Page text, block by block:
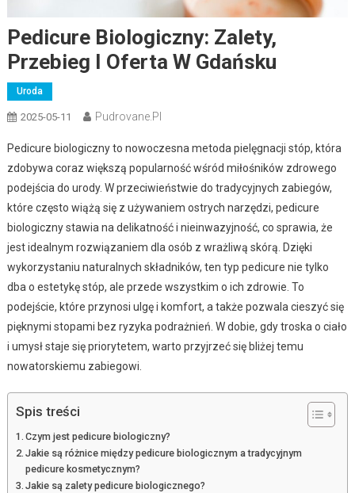
Pedicure Biologiczny: Zalety,
Przebieg I Oferta W Gdańsku
Uroda
2025-05-11 Pudrovane.pl
Pedicure biologiczny to nowoczesna metoda pielęgnacji stóp, która
zdobywa coraz większą popularność wśród miłośników zdrowego
podejścia do urody. W przeciwieństwie do tradycyjnych zabiegów,
które często wiążą się z używaniem ostrych narzędzi, pedicure
biologiczny stawia na delikatność i nieinwazyjność, co sprawia, że
jest idealnym rozwiązaniem dla osób z wrażliwą skórą. Dzięki
wykorzystaniu naturalnych składników, ten typ pedicure nie tylko
dba o estetykę stóp, ale przede wszystkim o ich zdrowie. To
podejście, które przynosi ulgę i komfort, a także pozwala cieszyć się
pięknymi stopami bez ryzyka podrażnień. W dobie, gdy troska o ciało
i umysł staje się priorytetem, warto przyjrzeć się bliżej temu
nowatorskiemu zabiegowi.
Spis treści
Czym jest pedicure biologiczny?
Jakie są różnice między pedicure biologicznym a tradycyjnym
pedicure kosmetycznym?
Jakie są zalety pedicure biologicznego?